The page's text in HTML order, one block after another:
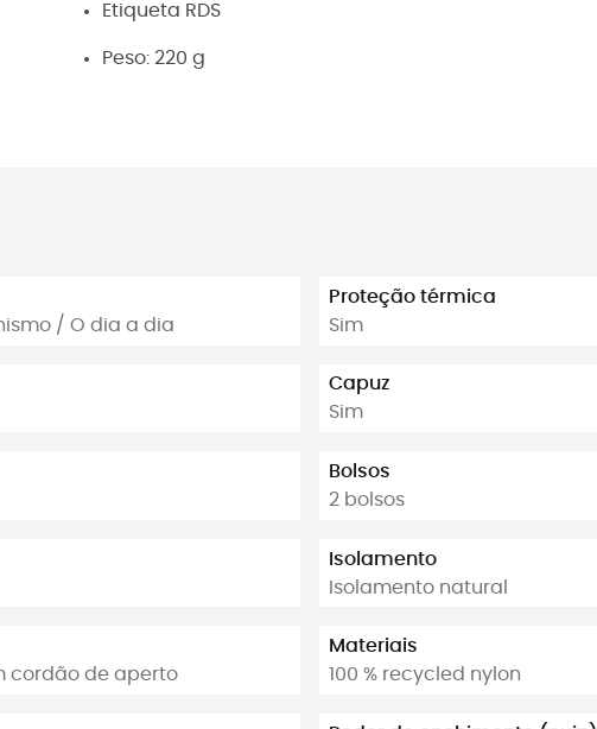
Etiqueta RDS
Peso: 220 g
/ O dia a dia
cordão de aperto
Proteção térmica
Sim
Capuz
Sim
Bolsos
2 bolsos
Isolamento
Isolamento natural
Materiais
100 % recycled nylon